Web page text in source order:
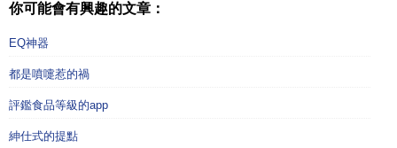
你可能會有興趣的文章：
EQ神器
都是噴嚏惹的禍
評鑑食品等級的app
紳仕式的提點